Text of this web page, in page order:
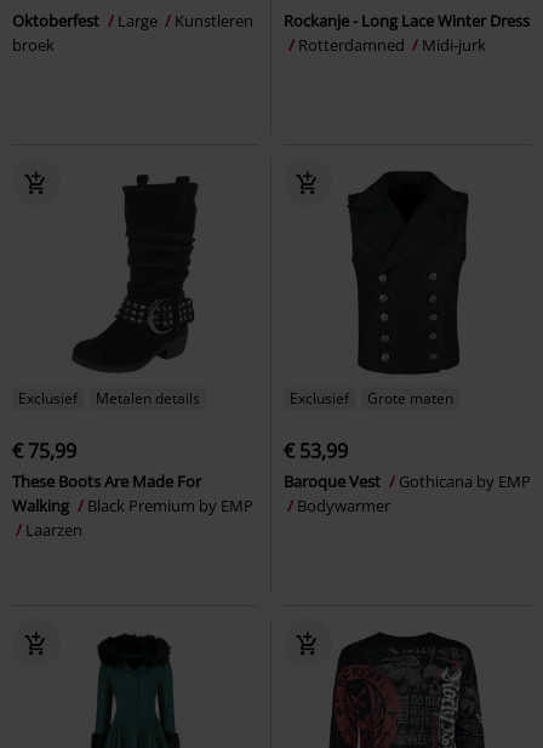
Oktoberfest Large
Kunstleren
broek
Rockanje - Long Lace Winter Dress
Rotterdamned
Midi-jurk
Exclusief Metalen details
€ 75,99
These Boots Are Made For
Walking
Black Premium by EMP
Laarzen
Exclusief Grote maten
€ 53,99
Baroque Vest
Gothicana by EMP
Bodywarmer